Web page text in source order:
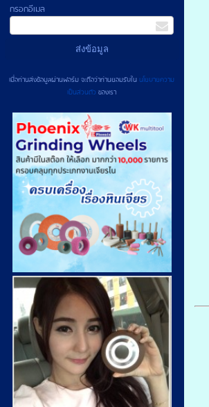
กรอกอีเมล
เมื่อท่านส่งข้อมูลผ่านฟอร์ม จะถือว่าท่านยอมรับในนโยบายความ
เป็นส่วนตัวของเรา